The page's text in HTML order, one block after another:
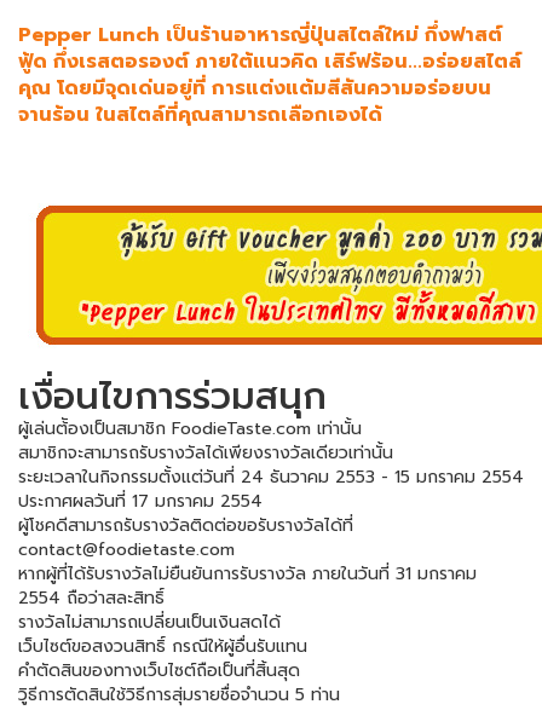
Pepper Lunch เป็นร้านอาหารญี่ปุ่นสไตล์ใหม่ กึ่งฟาสต์
ฟู้ด กึ่งเรสตอรองต์ ภายใต้แนวคิด เสิร์ฟร้อน...อร่อยสไตล์
คุณ โดยมีจุดเด่นอยู่ที่ การแต่งแต้มสีสันความอร่อยบน
จานร้อน ในสไตล์ที่คุณสามารถเลือกเองได้
เงื่อนไขการร่วมสนุก
ผู้เล่นต้ัองเป็นสมาชิก FoodieTaste.com เท่านั้น
สมาชิกจะสามารถรับรางวัลได้เพียงรางวัลเดียวเท่านั้น
ระยะเวลาในกิจกรรมตั้งแต่วันที่ 24 ธันวาคม 2553 - 15 มกราคม 2554
ประกาศผลวันที่ 17 มกราคม 2554
ผู้โชคดีสามารถรับรางวัลติดต่อขอรับรางวัลได้ที่
contact@foodietaste.com
หากผู้ที่ได้รับรางวัลไม่ยืนยันการรับรางวัล ภายในวันที่ 31 มกราคม
2554 ถือว่าสละสิทธิ์
รางวัลไม่สามารถเปลี่ยนเป็นเงินสดได้
เว็บไซต์ขอสงวนสิทธิ์ กรณีให้ผู้อื่นรับแทน
คำตัดสินของทางเว็บไซต์ถือเป็นที่สิ้นสุด
วิูธีการตัดสินใช้วิธีการสุ่มรายชื่อจำนวน 5 ท่าน